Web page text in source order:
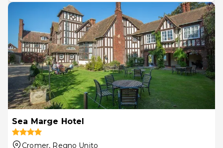
Sea Marge Hotel
Cromer, Regno Unito